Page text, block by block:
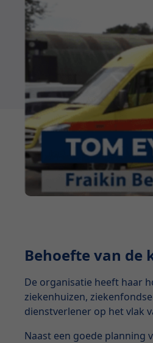
Behoefte van de
De organisatie heeft haar
ziekenhuizen,
dienstverlener op het vlak
Naast een goede planning